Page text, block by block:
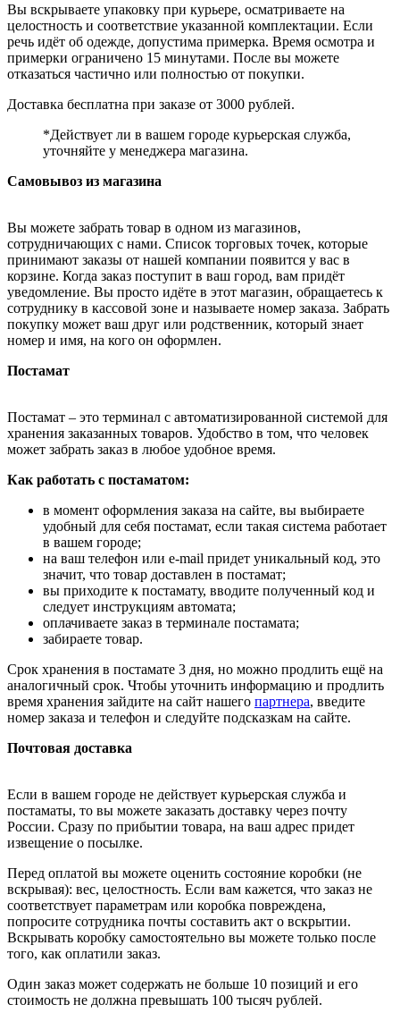
Вы вскрываете упаковку при курьере, осматриваете на
целостность и соответствие указанной комплектации. Если
речь идёт об одежде, допустима примерка. Время осмотра и
примерки ограничено 15 минутами. После вы можете
отказаться частично или полностью от покупки.
Доставка бесплатна при заказе от 3000 рублей.
*Действует ли в вашем городе курьерская служба,
уточняйте у менеджера магазина.
Самовывоз из магазина
Вы можете забрать товар в одном из магазинов,
сотрудничающих с нами. Список торговых точек, которые
принимают заказы от нашей компании появится у вас в
корзине. Когда заказ поступит в ваш город, вам придёт
уведомление. Вы просто идёте в этот магазин, обращаетесь к
сотруднику в кассовой зоне и называете номер заказа. Забрать
покупку может ваш друг или родственник, который знает
номер и имя, на кого он оформлен.
Постамат
Постамат – это терминал с автоматизированной системой для
хранения заказанных товаров. Удобство в том, что человек
может забрать заказ в любое удобное время.
Как работать с постаматом:
в момент оформления заказа на сайте, вы выбираете
удобный для себя постамат, если такая система работает
в вашем городе;
на ваш телефон или e-mail придет уникальный код, это
значит, что товар доставлен в постамат;
вы приходите к постамату, вводите полученный код и
следует инструкциям автомата;
оплачиваете заказ в терминале постамата;
забираете товар.
Срок хранения в постамате 3 дня, но можно продлить ещё на
аналогичный срок. Чтобы уточнить информацию и продлить
время хранения зайдите на сайт нашего партнера, введите
номер заказа и телефон и следуйте подсказкам на сайте.
Почтовая доставка
Если в вашем городе не действует курьерская служба и
постаматы, то вы можете заказать доставку через почту
России. Сразу по прибытии товара, на ваш адрес придет
извещение о посылке.
Перед оплатой вы можете оценить состояние коробки (не
вскрывая): вес, целостность. Если вам кажется, что заказ не
соответствует параметрам или коробка повреждена,
попросите сотрудника почты составить акт о вскрытии.
Вскрывать коробку самостоятельно вы можете только после
того, как оплатили заказ.
Один заказ может содержать не больше 10 позиций и его
стоимость не должна превышать 100 тысяч рублей.